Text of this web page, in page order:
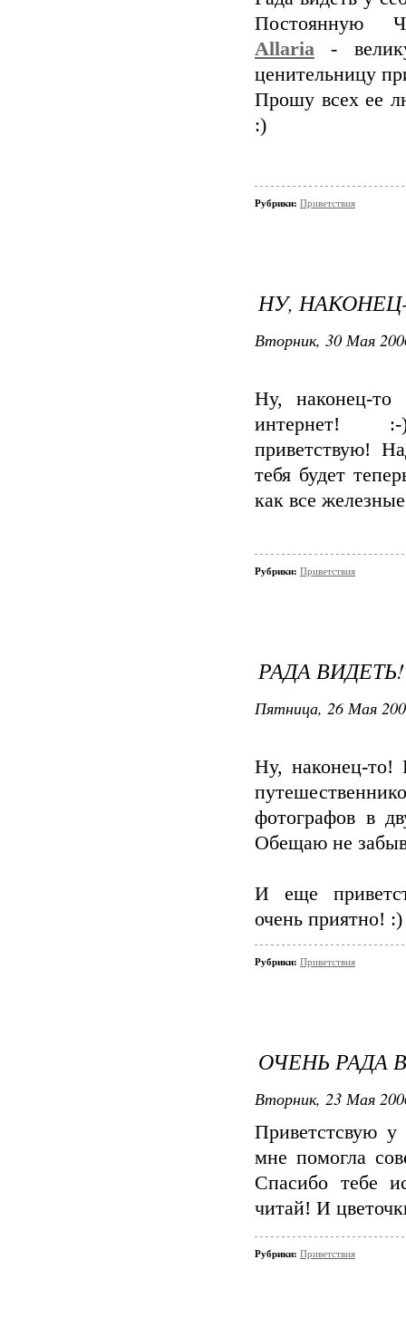
Постоянную
Allaria -
ценительницу
Прошу всех ее
:)
Рубрики: Приветствия
НУ,
Вторник, 30 Мая
Ну, наконец-то
приветствую!
тебя будет
как все
Рубрики: Приветствия
РАДА ВИДЕТЬ!
Пятница, 26 Мая
Ну, наконец-то!
фотографов в
Обещаю не
И еще
очень приятно! :)
Рубрики: Приветствия
ОЧЕНЬ РАДА
Вторник, 23 Мая
Приветстсвую
мне помогла
Спасибо тебе
читай! И
Рубрики: Приветствия